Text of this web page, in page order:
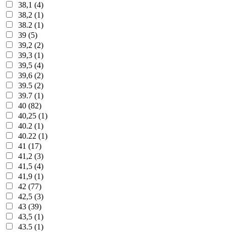
38,1 (4)
38,2 (1)
38.2 (1)
39 (5)
39,2 (2)
39,3 (1)
39,5 (4)
39,6 (2)
39.5 (2)
39.7 (1)
40 (82)
40,25 (1)
40.2 (1)
40.22 (1)
41 (17)
41,2 (3)
41,5 (4)
41,9 (1)
42 (77)
42,5 (3)
43 (39)
43,5 (1)
43.5 (1)